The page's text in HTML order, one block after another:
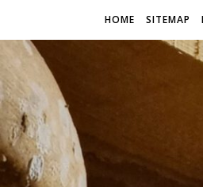
HOME SITEMAP